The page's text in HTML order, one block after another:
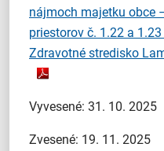
nájmoch majetku obce
priestorov č. 1.22 a
Zdravotné stredisko
Vyvesené: 31. 10. 2025
Zvesené: 19. 11. 2025